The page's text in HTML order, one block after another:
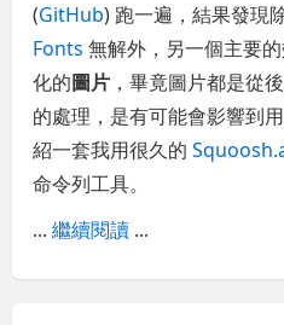
(GitHub) 跑一遍，結果發現
Fonts 無解外，另一個主要
化的圖片 ，畢竟圖片都是從
的處理，是有可能會影響到
紹一套我用很久的
命令列工具。
...繼續閱讀 ...